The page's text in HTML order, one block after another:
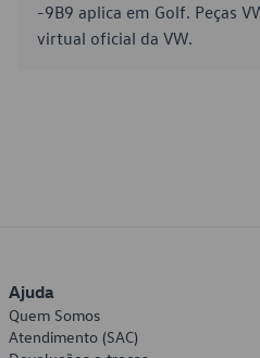
-9B9 aplica em Golf. Peças
virtual oficial da VW.
Ajuda
Quem Somos
Atendimento (SAC)